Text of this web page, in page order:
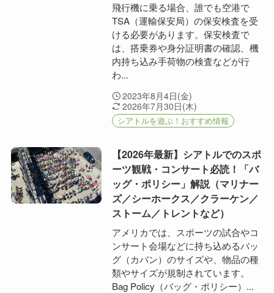
飛行機に乗る場合、誰でも空港で
TSA（運輸保安局）の保安検査を受
ける必要があります。保安検査で
は、搭乗券や身分証明書の確認、機
内持ち込み手荷物の検査などが行
わ...
2023年8月4日(金)
2026年7月30日(木)
シアトルを遊ぶ！おすすめ情報
【2026年最新】シアトルでのスポ
ーツ観戦・コンサート必読！「バ
ッグ・ポリシー」解説（マリナー
ズ／シーホークス／クラーケン／
ストーム／トレントなど）
アメリカでは、スポーツの試合やコ
ンサート会場などに持ち込めるバッ
グ（カバン）のサイズや、物品の種
類やサイズが規制されています。
Bag Policy（バッグ・ポリシー）...